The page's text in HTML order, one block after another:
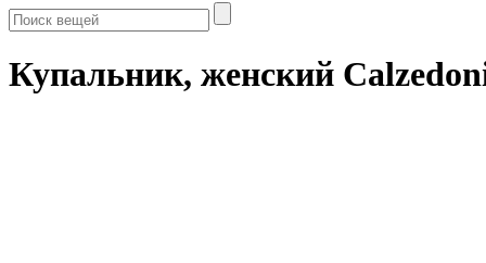
Купальник, женский